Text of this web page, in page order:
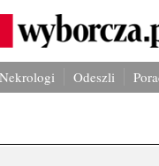
Nekrologi Odeszli